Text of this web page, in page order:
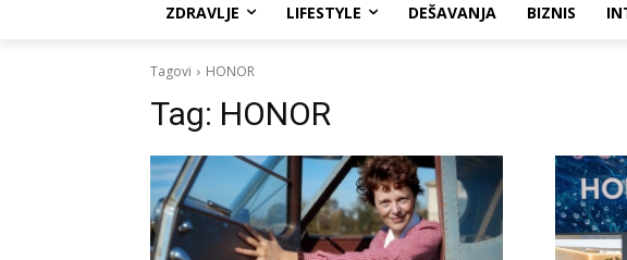
ZDRAVLJE LIFESTYLE DEŠAVANJA BIZNIS
Tagovi HONOR
Tag: HONOR